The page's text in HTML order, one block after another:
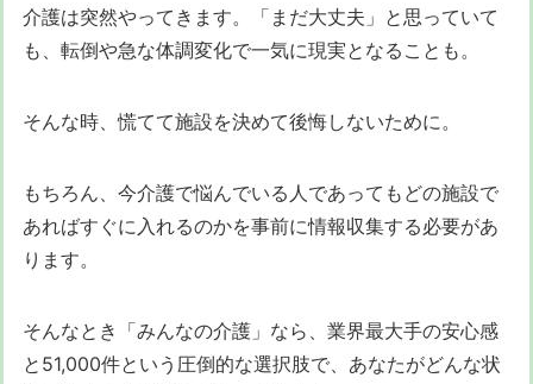
介護は突然やってきます。「まだ大丈夫」と思っていて
も、転倒や急な体調変化で一気に現実となることも。
そんな時、慌てて施設を決めて後悔しないために。
もちろん、今介護で悩んでいる人であってもどの施設で
あればすぐに入れるのかを事前に情報収集する必要があ
ります。
そんなとき「みんなの介護」なら、業界最大手の安心感
と51,000件という圧倒的な選択肢で、あなたがどんな状